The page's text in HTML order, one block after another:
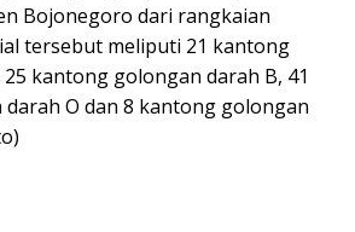
Bojonegoro dari rangkaian
tersebut meliputi 21 kantong
kantong golongan darah B, 41
O dan 8 kantong golongan